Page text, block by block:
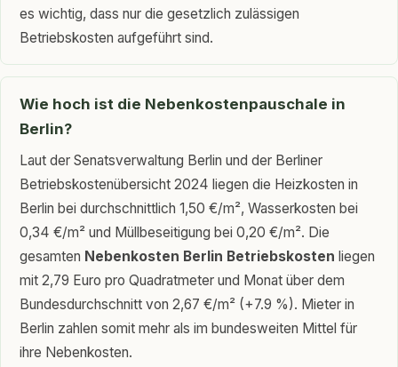
es wichtig, dass nur die gesetzlich zulässigen
Betriebskosten aufgeführt sind.
Wie hoch ist die Nebenkostenpauschale in
Berlin?
Laut der Senatsverwaltung Berlin und der Berliner
Betriebskostenübersicht 2024 liegen die Heizkosten in
Berlin bei durchschnittlich 1,50 €/m², Wasserkosten bei
0,34 €/m² und Müllbeseitigung bei 0,20 €/m². Die
gesamten Nebenkosten Berlin Betriebskosten liegen
mit 2,79 Euro pro Quadratmeter und Monat über dem
Bundesdurchschnitt von 2,67 €/m² (+7.9 %). Mieter in
Berlin zahlen somit mehr als im bundesweiten Mittel für
ihre Nebenkosten.